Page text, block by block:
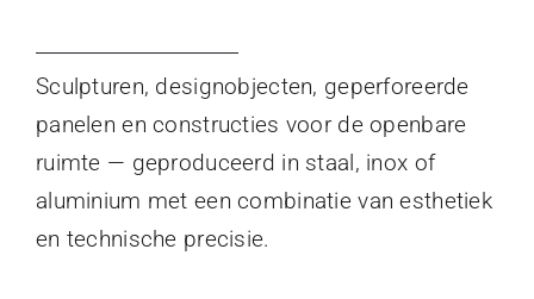
Sculpturen, designobjecten, geperforeerde
panelen en constructies voor de openbare
ruimte — geproduceerd in staal, inox of
aluminium met een combinatie van esthetiek
en technische precisie.